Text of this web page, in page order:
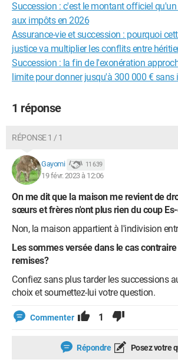
Succession : c'est le montant officiel qu'un
aux impôts en 2026
Assurance-vie et succession : pourquoi
justice va multiplier les conflits entre
Succession : la fin de l'exonération
limite pour donner jusqu'à 300 000 € sans
1 réponse
RÉPONSE 1 / 1
Gayomi 11 639
19 févr. 2023 à 12:06
On me dit que la maison me revient de
sœurs et frères n'ont plus rien du coup
Non, la maison appartient à l'indivision
Les sommes versée dans le cas
remises?
Confiez sans plus tarder les successions
choix et soumettez-lui votre question.
Commenter 1
Répondre Posez votre